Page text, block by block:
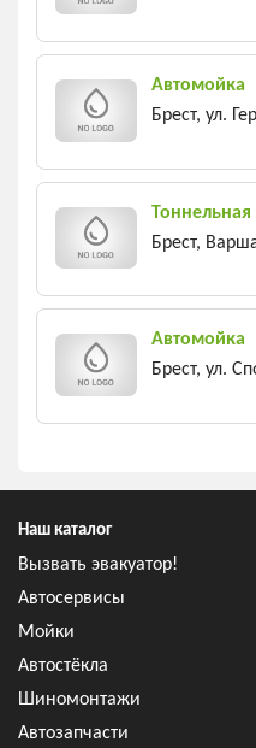
Автомойка
Брест, ул.
Брест,
Автомойка
Брест, ул.
Наш каталог
Вызвать эвакуатор!
Автосервисы
Мойки
Автостёкла
Шиномонтажи
Автозапчасти